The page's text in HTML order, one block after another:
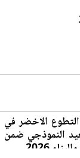
الاخضر في
د النموذجي ضمن
2026